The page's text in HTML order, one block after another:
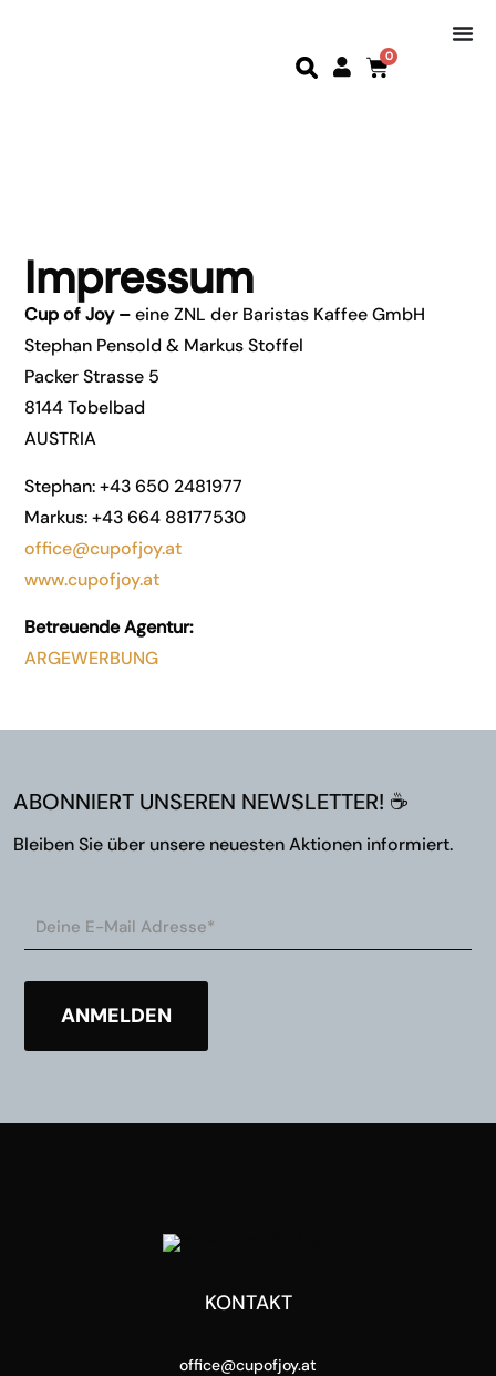
0
Impressum
Cup of Joy –eine ZNL der Baristas Kaffee GmbH
Stephan Pensold & Markus Stoffel
Packer Strasse 5
8144 Tobelbad
AUSTRIA
Stephan:+43 650 2481977
Markus:+43 664 88177530
office@cupofjoy.at
www.cupofjoy.at
Betreuende Agentur:
ARGEWERBUNG
ABONNIERT UNSEREN NEWSLETTER! ☕
Bleiben Sie über unsere neuesten Aktionen informiert.
KONTAKT
office@cupofjoy.at